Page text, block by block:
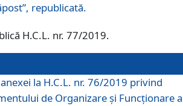
republicată.
H.C.L. nr. 77/2019.
la H.C.L. nr. 76/2019 privind
de Organizare şi Funcționare